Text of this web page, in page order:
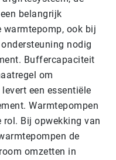
belangrijk
warmtepomp, ook bij
nodig
Buffercapaciteit
om
een essentiële
Warmtepompen
rol. Bij opwekking van
de
omzetten in